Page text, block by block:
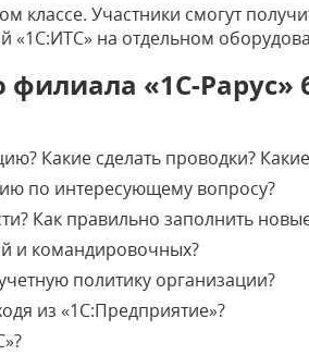
Участники смогут
«1С:ИТС» на отдельном
«1С-Рарус»
Какие сделать проводки?
по интересующему вопросу?
Как правильно заполнить
и командировочных?
политику организации?
из «1С:Предприятие»?